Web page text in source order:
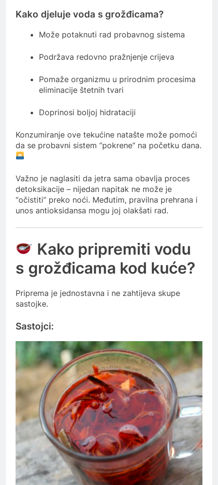
Kako djeluje voda s grožđicama?
Može potaknuti rad probavnog sistema
Podržava redovno pražnjenje crijeva
Pomaže organizmu u prirodnim procesima
eliminacije štetnih tvari
Doprinosi boljoj hidrataciji
Konzumiranje ove tekućine natašte može pomoći
da se probavni sistem “pokrene” na početku dana.
Važno je naglasiti da jetra sama obavlja proces
detoksikacije – nijedan napitak ne može je
“očistiti” preko noći. Međutim, pravilna prehrana i
unos antioksidansa mogu joj olakšati rad.
Kako pripremiti vodu
s grožđicama kod kuće?
Priprema je jednostavna i ne zahtijeva skupe
sastojke.
Sastojci: